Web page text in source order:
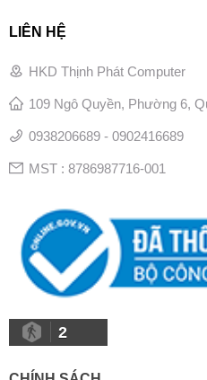
LIÊN HỆ
HKD Thịnh Phát Computer
109 Ngô Quyền, Phường 6,
0938206689 - 0902416689
MST : 8786987716-001
2